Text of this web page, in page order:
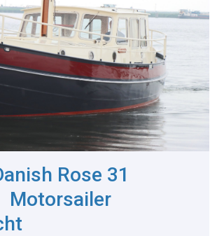
Rose 31
Motorsailer